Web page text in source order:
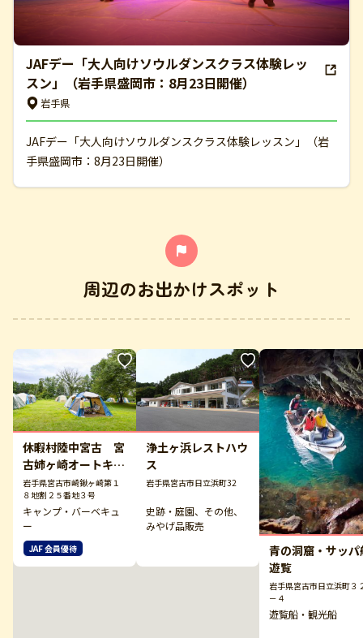
JAFデー「大人向けソウルダンスクラス体験レッ
スン」（岩手県盛岡市：8月23日開催）
岩手県
JAFデー「大人向けソウルダンスクラス体験レッスン」（岩
手県盛岡市：8月23日開催）
周辺のお出かけスポット
休暇村陸中宮古 宮
古姉ヶ崎オートキャ
ンプ場
岩手県宮古市崎鍬ヶ崎第１
８地割２５番地３号
キャンプ・バーベキュ
ー
JAF 会員優待
浄土ヶ浜レストハウ
ス
岩手県宮古市日立浜町32
史跡・庭園、その他、
みやげ品販売
青の洞窟・サッパ
遊覧
岩手県宮古市日立浜町３
－４
遊覧船・観光船